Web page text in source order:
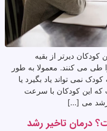
دیرتر از بقیه
طی می کنند. معمولا به طور
نمی تواند یاد بگیرد یا
این کودکان با سرعت
رشد می […]
درمان تاخیر رشد